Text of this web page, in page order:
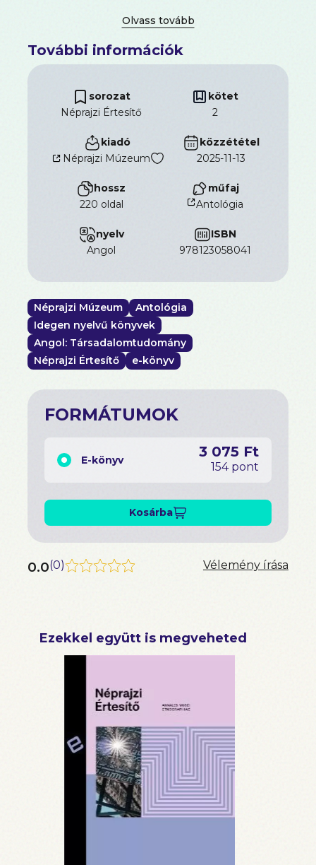
ahol hasonlóan a budapestiNéprajzi Múzeum
zajlanak vagy éppen kezdődtek meg.
További információk
sorozat
Néprajzi Értesítő
kötet
2
kiadó
Néprajzi Múzeum
közzététel
2025-11-13
hossz
220 oldal
műfaj
Antológia
nyelv
angol
ISBN
978123058041
Néprajzi Múzeum
Antológia
Idegen nyelvű könyvek
Angol: Társadalomtudomány
Néprajzi Értesítő
e-könyv
FORMÁTUMOK
E-könyv 3 075 Ft
154 pont
Kosárba
0.0(0) Vélemény írása
Ezekkel együtt is megveheted